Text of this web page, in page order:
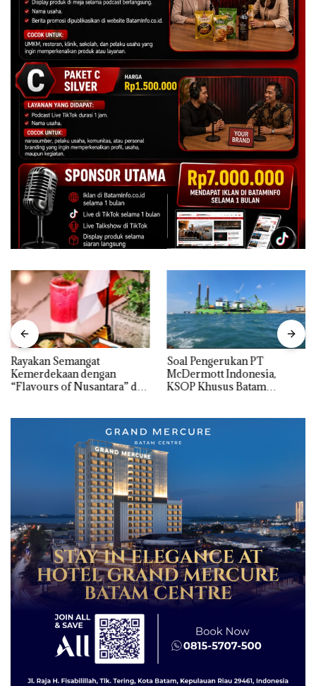
Rayakan Semangat
Kemerdekaan dengan
“Flavours of Nusantara” di
‎Soal Pengerukan PT
McDermott Indonesia,
KSOP Khusus Batam